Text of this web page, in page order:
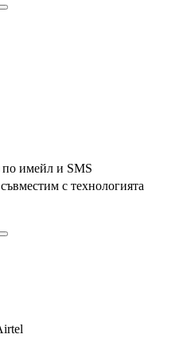
по имейл и SMS
с технологията